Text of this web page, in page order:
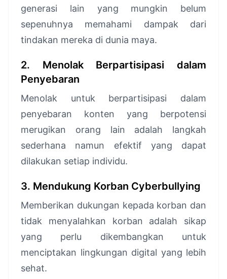
generasi lain yang mungkin belum
sepenuhnya memahami dampak dari
tindakan mereka di dunia maya.
2. Menolak Berpartisipasi dalam
Penyebaran
Menolak untuk berpartisipasi dalam
penyebaran konten yang berpotensi
merugikan orang lain adalah langkah
sederhana namun efektif yang dapat
dilakukan setiap individu.
3. Mendukung Korban Cyberbullying
Memberikan dukungan kepada korban dan
tidak menyalahkan korban adalah sikap
yang perlu dikembangkan untuk
menciptakan lingkungan digital yang lebih
sehat.